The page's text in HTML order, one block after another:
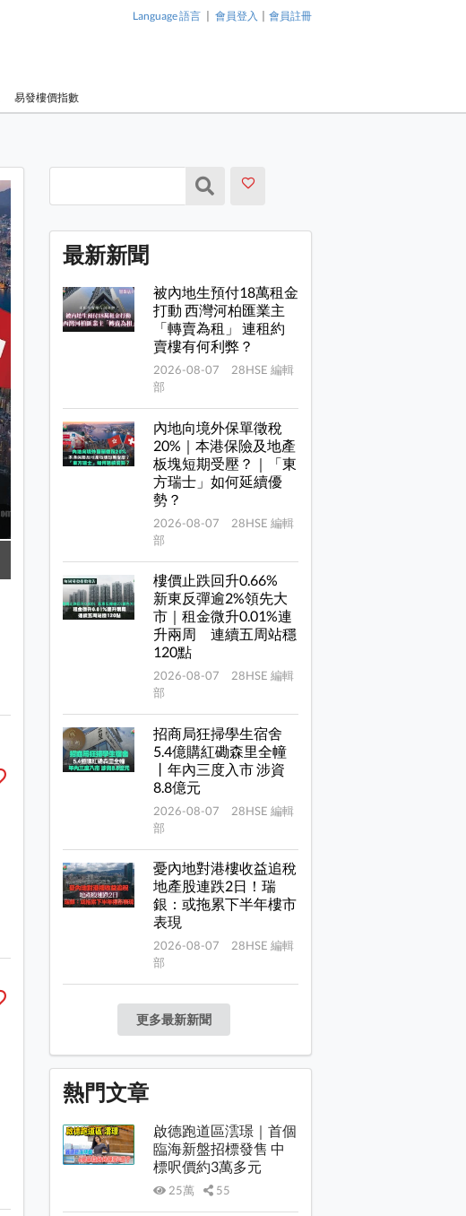
Language 語言 | 會員登入 | 會員註冊
易發樓價指數
最新新聞
被內地生預付18萬租金
打動 西灣河柏匯業主
「轉賣為租」 連租約
賣樓有何利弊？
2026-08-07 28HSE 編輯
部
內地向境外保單徵稅
20%｜本港保險及地產
板塊短期受壓？｜「東
方瑞士」如何延續優
勢？
2026-08-07 28HSE 編輯
部
樓價止跌回升0.66%
新東反彈逾2%領先大
市｜租金微升0.01%連
升兩周 連續五周站穩
120點
2026-08-07 28HSE 編輯
部
招商局狂掃學生宿舍
5.4億購紅磡森里全幢
丨年內三度入市 涉資
8.8億元
2026-08-07 28HSE 編輯
部
憂內地對港樓收益追稅
地產股連跌2日！瑞
銀：或拖累下半年樓市
表現
2026-08-07 28HSE 編輯
部
更多最新新聞
熱門文章
啟德跑道區澐璟｜首個
臨海新盤招標發售 中
標呎價約3萬多元
25萬 55